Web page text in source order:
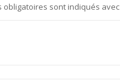
obligatoires sont indiqués avec